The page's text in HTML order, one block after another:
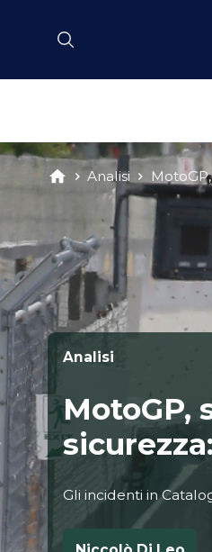
Analisi
Analisi
MotoGP,
Gli incidenti in